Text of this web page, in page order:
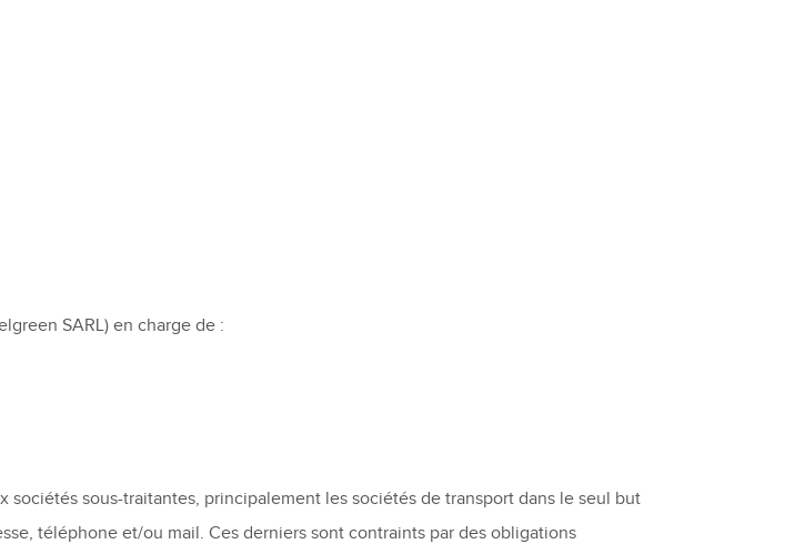
SARL) en charge de :
sous-traitantes, principalement les sociétés de transport dans le seul but
téléphone et/ou mail. Ces derniers sont contraints par des obligations